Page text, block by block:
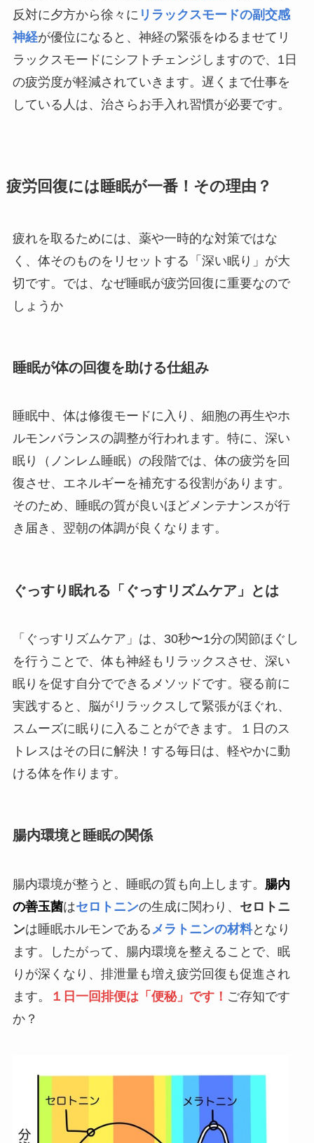
反対に夕方から徐々に リラックスモードの副交感
神経が優位になると、神経の緊張をゆるませてリ
ラックスモードにシフトチェンジしますので、1日
の疲労度が軽減されていきます。遅くまで仕事を
している人は、治さらお手入れ習慣が必要です。
疲労回復には睡眠が一番！その理由？
疲れを取るためには、薬や一時的な対策ではな
く、体そのものをリセットする「深い眠り」が大
切です。では、なぜ睡眠が疲労回復に重要なので
しょうか
睡眠が体の回復を助ける仕組み
睡眠中、体は修復モードに入り、細胞の再生やホ
ルモンバランスの調整が行われます。特に、深い
眠り（ノンレム睡眠）の段階では、体の疲労を回
復させ、エネルギーを補充する役割があります。
そのため、睡眠の質が良いほどメンテナンスが行
き届き、翌朝の体調が良くなります。
ぐっすり眠れる「ぐっすリズムケア」とは
「ぐっすリズムケア」は、30秒〜1分の関節ほぐし
を行うことで、体も神経もリラックスさせ、深い
眠りを促す自分でできるメソッドです。寝る前に
実践すると、脳がリラックスして緊張がほぐれ、
スムーズに眠りに入ることができます。１日のス
トレスはその日に解決！する毎日は、軽やかに動
ける体を作ります。
腸内環境と睡眠の関係
腸内環境が整うと、睡眠の質も向上します。 腸内
の善玉菌はセロトニンの生成に関わり、 セロトニ
ンは睡眠ホルモンである メラトニンの材料となり
ます。したがって、腸内環境を整えることで、眠
りが深くなり、排泄量も増え疲労回復も促進され
ます。
１日一回排便は「便秘」です！ ご存知です
か？